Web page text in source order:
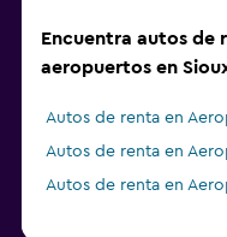
Encuentra autos de
aeropuertos en
Autos de renta en
Autos de renta en
Autos de renta en